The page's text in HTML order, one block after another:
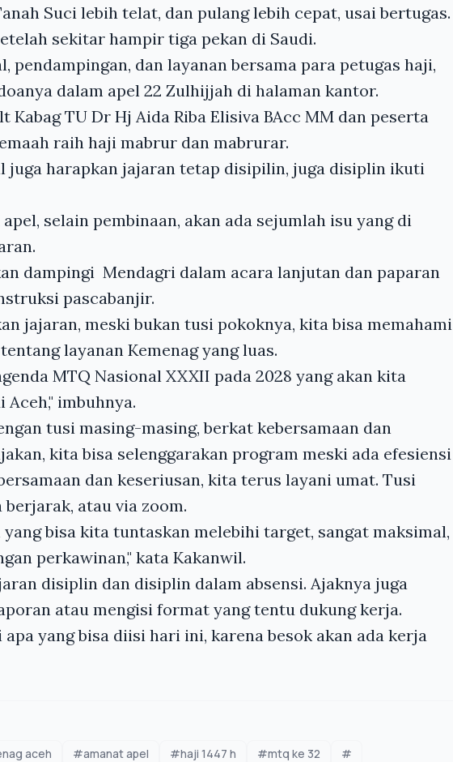
Suci lebih telat, dan pulang lebih cepat, usai bertugas.
sekitar hampir tiga pekan di Saudi.
pendampingan, dan layanan bersama para petugas haji,
dalam apel 22 Zulhijjah di halaman kantor.
Kabag TU Dr Hj Aida Riba Elisiva BAcc MM dan peserta
raih haji mabrur dan mabrurar.
juga harapkan jajaran tetap disipilin, juga disiplin ikuti
selain pembinaan, akan ada sejumlah isu yang di
dampingi Mendagri dalam acara lanjutan dan paparan
pascabanjir.
jajaran, meski bukan tusi pokoknya, kita bisa memahami
layanan Kemenag yang luas.
MTQ Nasional XXXII pada 2028 yang akan kita
Aceh," imbuhnya.
tusi masing-masing, berkat kebersamaan dan
kita bisa selenggarakan program meski ada efesiensi
dan keseriusan, kita terus layani umat. Tusi
atau via zoom.
yang bisa kita tuntaskan melebihi target, sangat maksimal,
perkawinan," kata Kakanwil.
disiplin dan disiplin dalam absensi. Ajaknya juga
atau mengisi format yang tentu dukung kerja.
yang bisa diisi hari ini, karena besok akan ada kerja
aceh #amanat apel #haji 1447 h #mtq ke 32 #